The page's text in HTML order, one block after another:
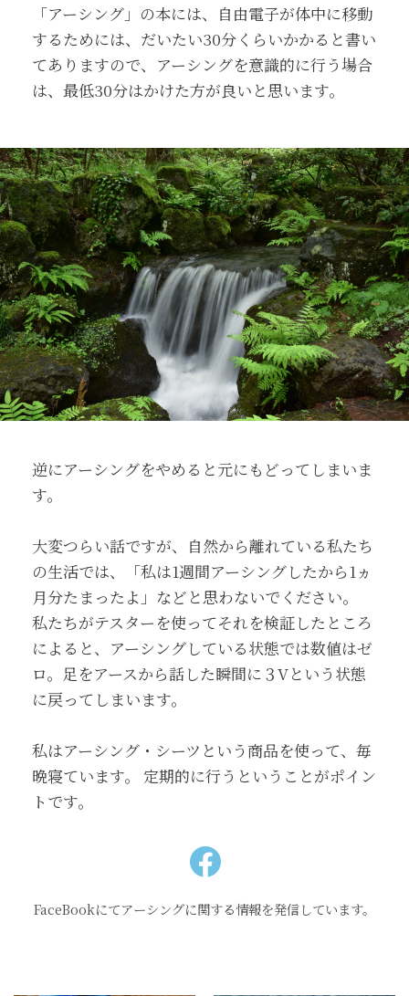
「アーシング」の本には、自由電子が体中に移動
するためには、だいたい30分くらいかかると書い
てありますので、アーシングを意識的に行う場合
は、最低30分はかけた方が良いと思います。
逆にアーシングをやめると元にもどってしまいま
す。
大変つらい話ですが、自然から離れている私たち
の生活では、「私は1週間アーシングしたから1ヵ
月分たまったよ」などと思わないでください。
私たちがテスターを使ってそれを検証したところ
によると、アーシングしている状態では数値はゼ
ロ。足をアースから話した瞬間に３Vという状態
に戻ってしまいます。
私はアーシング・シーツという商品を使って、毎
晩寝ています。 定期的に行うということがポイン
トです。
FaceBookにてアーシングに関する情報を発信しています。